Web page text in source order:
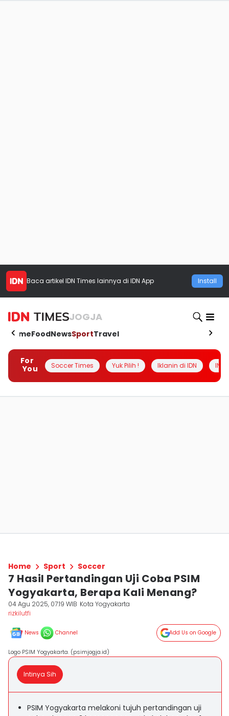
Baca artikel IDN Times lainnya di IDN App Install
JOGJA
HomeFoodNewsSportTravel
For
You
Soccer Times Yuk Pilih ! Iklanin di IDN
Home Sport Soccer
7 Hasil Pertandingan Uji Coba PSIM
Yogyakarta, Berapa Kali Menang?
04 Agu 2025, 07:19 WIB Kota Yogyakarta
rizkilutfi
News Channel Add Us on Google
Logo PSIM Yogyakarta. (psimjogja.id)
Intinya Sih
PSIM Yogyakarta melakoni tujuh pertandingan uji